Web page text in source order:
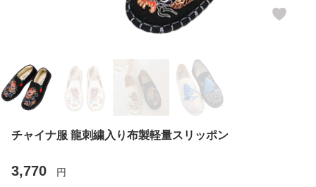
チャイナ服 龍刺繍入り布製軽量スリッポン
3,770 円